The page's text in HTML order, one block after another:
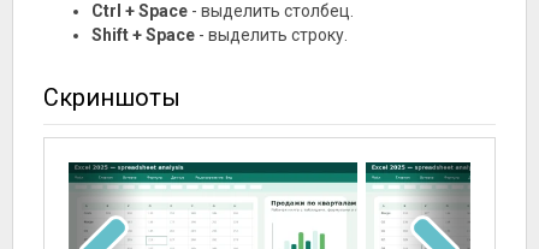
Ctrl + Space - выделить столбец.
Shift + Space - выделить строку.
Скриншоты